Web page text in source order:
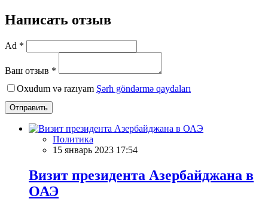
Написать отзыв
Ad *
Ваш отзыв *
Oxudum və razıyam Şərh göndərmə qaydaları
Отправить
Политика
15 январь 2023 17:54
Визит президента Азербайджана в
ОАЭ